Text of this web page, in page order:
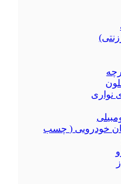
نواری
خودرویی ( چسب